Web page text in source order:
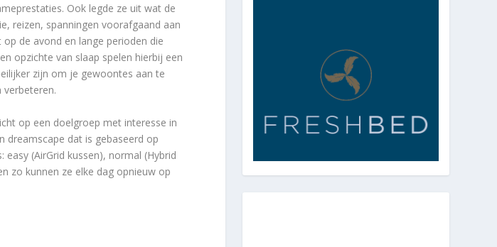
Ook legde ze uit wat de
reizen, spanningen voorafgaand aan
de avond en lange perioden die
opzichte van slaap spelen hierbij een
zijn om je gewoontes aan te
op een doelgroep met interesse in
dreamscape dat is gebaseerd op
(AirGrid kussen), normal (Hybrid
zo kunnen ze elke dag opnieuw op